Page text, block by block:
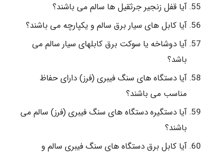
آیا قفل زنجیر جرثقیل ها سالم می باشند؟
آیا کابل های سیار برق سالم و یکپارچه می باشند؟
آیا دوشاخه یا سوکت برق کابلهای سیار سالم می
باشد؟
آیا دستگاه های سنگ فیبری (فرز) دارای حفاظ
مناسب می باشند؟
آیا دستگیره دستگاه های سنگ فیبری (فرز) سالم می
باشند؟
آیا کابل برق دستگاه های سنگ فیبری سالم و